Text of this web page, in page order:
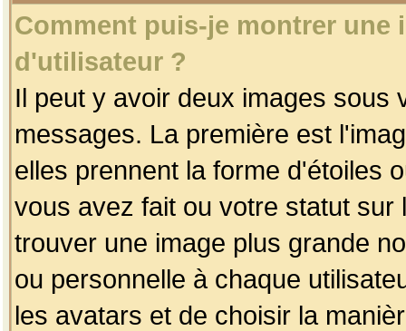
Comment puis-je montrer une
d'utilisateur ?
Il peut y avoir deux images sous
messages. La première est
elles prennent la forme d'étoiles
vous avez fait ou votre statut
trouver une image plus grande
ou personnelle à chaque
les avatars et de choisir la